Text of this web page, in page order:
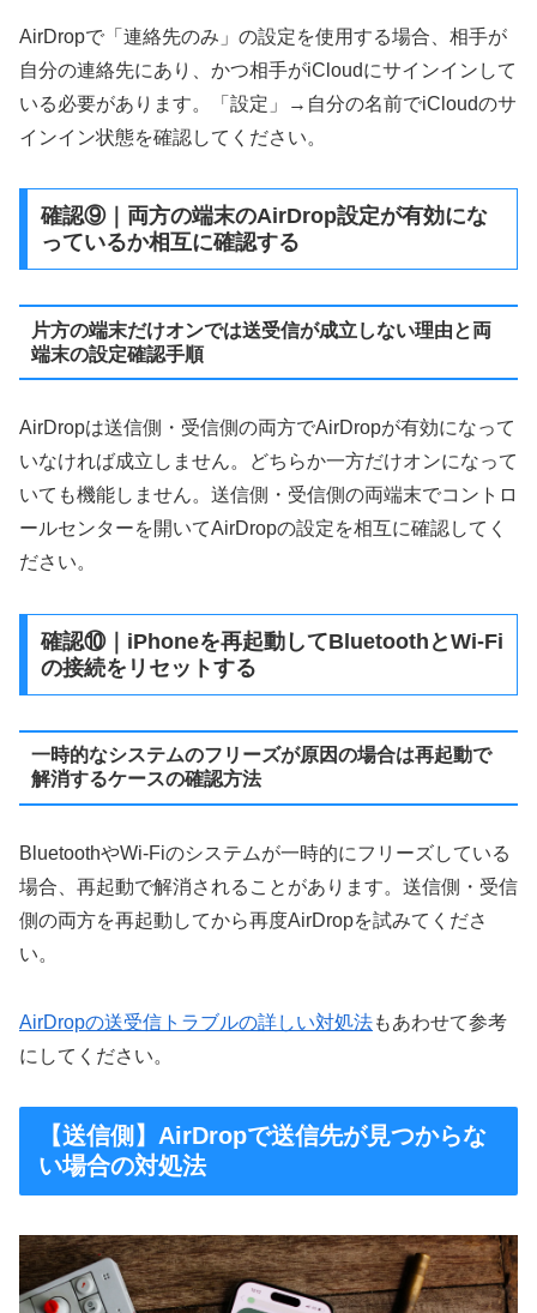
AirDropで「連絡先のみ」の設定を使用する場合、相手が
自分の連絡先にあり、かつ相手がiCloudにサインインして
いる必要があります。「設定」→自分の名前でiCloudのサ
インイン状態を確認してください。
確認⑨｜両方の端末のAirDrop設定が有効にな
っているか相互に確認する
片方の端末だけオンでは送受信が成立しない理由と両
端末の設定確認手順
AirDropは送信側・受信側の両方でAirDropが有効になって
いなければ成立しません。どちらか一方だけオンになって
いても機能しません。送信側・受信側の両端末でコントロ
ールセンターを開いてAirDropの設定を相互に確認してく
ださい。
確認⑩｜iPhoneを再起動してBluetoothとWi-Fi
の接続をリセットする
一時的なシステムのフリーズが原因の場合は再起動で
解消するケースの確認方法
BluetoothやWi-Fiのシステムが一時的にフリーズしている
場合、再起動で解消されることがあります。送信側・受信
側の両方を再起動してから再度AirDropを試みてくださ
い。
AirDropの送受信トラブルの詳しい対処法もあわせて参考
にしてください。
【送信側】AirDropで送信先が見つからな
い場合の対処法